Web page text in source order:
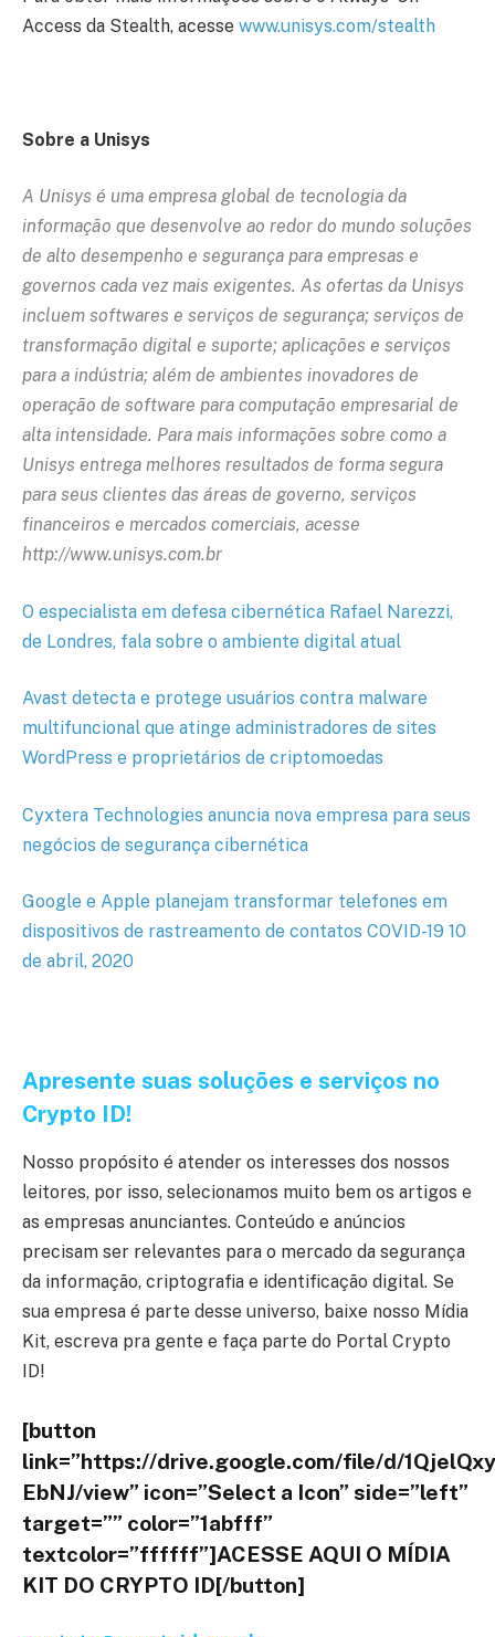
Access da Stealth, acesse www.unisys.com/stealth
Sobre a Unisys
A Unisys é uma empresa global de tecnologia da
informação que desenvolve ao redor do mundo soluções
de alto desempenho e segurança para empresas e
governos cada vez mais exigentes. As ofertas da Unisys
incluem softwares e serviços de segurança; serviços de
transformação digital e suporte; aplicações e serviços
para a indústria; além de ambientes inovadores de
operação de software para computação empresarial de
alta intensidade. Para mais informações sobre como a
Unisys entrega melhores resultados de forma segura
para seus clientes das áreas de governo, serviços
financeiros e mercados comerciais, acesse
http://www.unisys.com.br
O especialista em defesa cibernética Rafael Narezzi,
de Londres, fala sobre o ambiente digital atual
Avast detecta e protege usuários contra malware
multifuncional que atinge administradores de sites
WordPress e proprietários de criptomoedas
Cyxtera Technologies anuncia nova empresa para seus
negócios de segurança cibernética
Google e Apple planejam transformar telefones em
dispositivos de rastreamento de contatos COVID-19 10
de abril, 2020
Apresente suas soluções e serviços no
Crypto ID!
Nosso propósito é atender os interesses dos nossos
leitores, por isso, selecionamos muito bem os artigos e
as empresas anunciantes. Conteúdo e anúncios
precisam ser relevantes para o mercado da segurança
da informação, criptografia e identificação digital. Se
sua empresa é parte desse universo, baixe nosso Mídia
Kit, escreva pra gente e faça parte do Portal Crypto
ID!
[button
link=”https://drive.google.com/file/d/
EbNJ/view” icon=”Select a Icon” side=”left”
target=”” color=”1abfff”
textcolor=”ffffff”]ACESSE AQUI O MÍDIA
KIT DO CRYPTO ID[/button]